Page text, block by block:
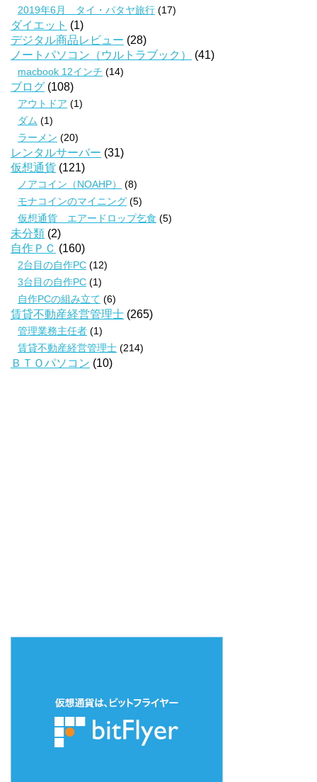
2019年6月 タイ・パタヤ旅行 (17)
ダイエット (1)
デジタル商品レビュー (28)
ノートパソコン（ウルトラブック）
(41)
macbook 12インチ (14)
ブログ (108)
アウトドア (1)
ダム (1)
ラーメン (20)
レンタルサーバー (31)
仮想通貨 (121)
ノアコイン（NOAHP）
(8)
モナコインのマイニング (5)
仮想通貨 エアードロップ乞食 (5)
未分類 (2)
自作ＰＣ (160)
2台目の自作PC (12)
3台目の自作PC (1)
自作PCの組み立て (6)
賃貸不動産経営管理士 (265)
管理業務主任者 (1)
賃貸不動産経営管理士 (214)
ＢＴＯパソコン (10)